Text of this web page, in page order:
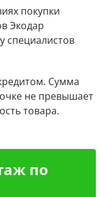
покупки
Экодар
специалистов
Сумма
не превышает
товара.
по